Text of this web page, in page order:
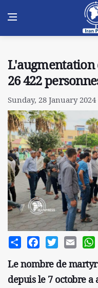
L'augmentation
26 422
Sunday, 28 January 2024
Share FacebookTwitterEmail
Le nombre de
depuis le 7 octobre a